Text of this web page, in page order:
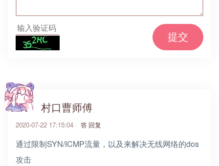
提交
村口曹师傅
2020-07-22 17:15:04 · 回复
通过限制SYN/ICMP流量，以及来解决无线网络的dos
攻击